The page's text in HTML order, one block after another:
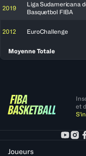
2019
Liga Sudamericana
Basquetbol FIBA
2012 EuroChallenge
Moyenne Totale
et
Joueurs